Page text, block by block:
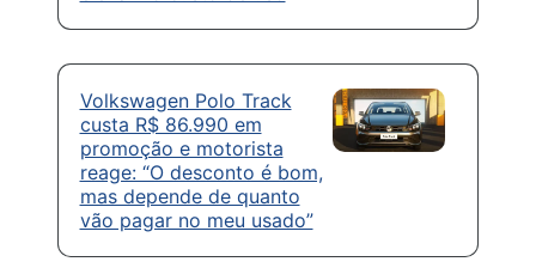
Volkswagen Polo Track
custa R$ 86.990 em
promoção e motorista
reage: “O desconto é bom,
mas depende de quanto
vão pagar no meu usado”